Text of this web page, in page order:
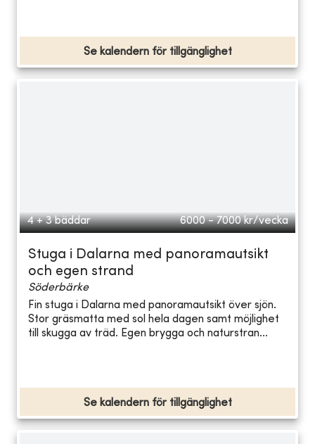
Se kalendern för tillgänglighet
4 + 3 bäddar 6000 - 7000 kr/vecka
Stuga i Dalarna med panoramautsikt
och egen strand
Söderbärke
Fin stuga i Dalarna med panoramautsikt över sjön.
Stor gräsmatta med sol hela dagen samt möjlighet
till skugga av träd. Egen brygga och naturstran...
Se kalendern för tillgänglighet